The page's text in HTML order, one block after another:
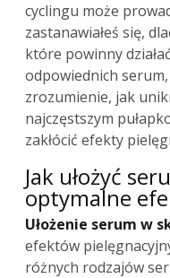
cyclingu może
zastanawiałeś się,
które powinny
odpowiednich
zrozumienie, jak
najczęstszym
zakłócić efekty
Jak ułożyć
optymalne
Ułożenie serum w
efektów
różnych rodzajów